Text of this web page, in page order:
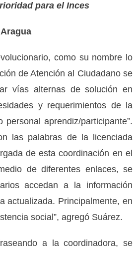
para el Inces
como su nombre lo
de Atención al Ciudadano se
vías alternas de solución en
y requerimientos de la
personal aprendiz/participante”.
las palabras de la licenciada
de esta coordinación en el
de diferentes enlaces, se
accedan a la información
actualizada. Principalmente, en
social”, agregó Suárez.
a la coordinadora, se